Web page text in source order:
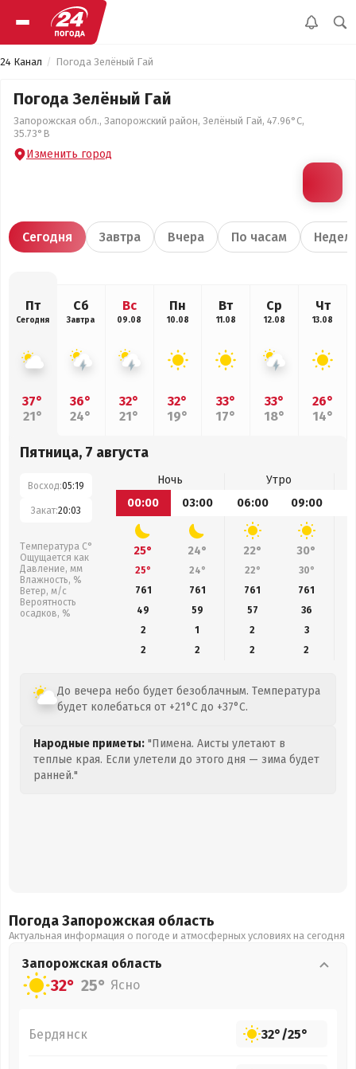
24 Канал Погода Зелёный Гай
Погода Зелёный Гай
Запорожская обл., Запорожский район, Зелёный Гай, 47.96°С,
35.73°В
Изменить город
Сегодня Завтра Вчера По часам
Пт
Сегодня
37°
21°
Сб
Завтра
36°
24°
Вс
09.08
32°
21°
Пн
10.08
32°
19°
Вт
11.08
33°
17°
Ср
12.08
33°
18°
Чт
13.08
26°
14°
Пятница, 7 августа
Восход:05:19
Закат:20:03
Температура С°
Ощущается как
Давление, мм
Влажность, %
Ветер, м/с
Вероятность
осадков, %
Ночь
Утро
00:00
03:00 06:00 09:00
25° 24° 22° 30°
25° 24° 22° 30°
761
761 761 761
49
59 57 36
2
1 2
3
2
2 2 2
До вечера небо будет безоблачным. Температура
будет колебаться от +21°C до +37°C.
Народные приметы: "Пимена. Аисты улетают в
теплые края. Если улетели до этого дня — зима будет
ранней."
Погода Запорожская область
Актуальная информация о погоде и атмосферных условиях на сегодня
Запорожская область
32° 25° Ясно
Бердянск 32°/25°